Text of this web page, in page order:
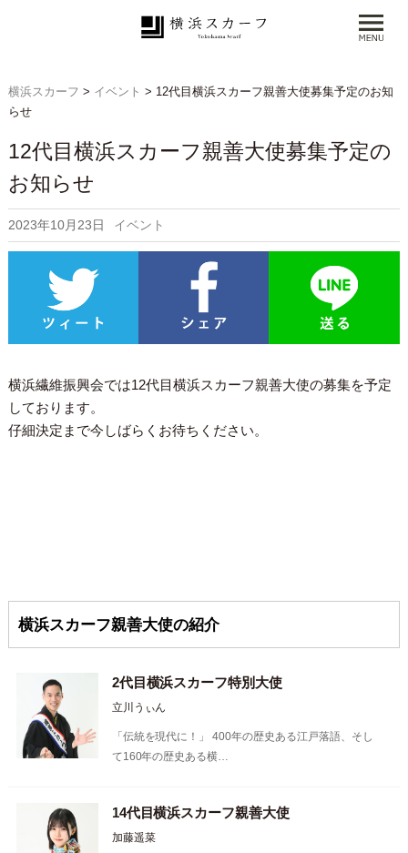
横浜スカーフ > イベント > 12代目横浜スカーフ親善大使募集予定のお知
らせ
12代目横浜スカーフ親善大使募集予定の
お知らせ
2023年10月23日 イベント
横浜繊維振興会では12代目横浜スカーフ親善大使の募集を予定
しております。
仔細決定まで今しばらくお待ちください。
横浜スカーフ親善大使の紹介
2代目横浜スカーフ特別大使
立川うぃん
「伝統を現代に！」 400年の歴史ある江戸落語、そし
て160年の歴史ある横…
14代目横浜スカーフ親善大使
加藤遥菜